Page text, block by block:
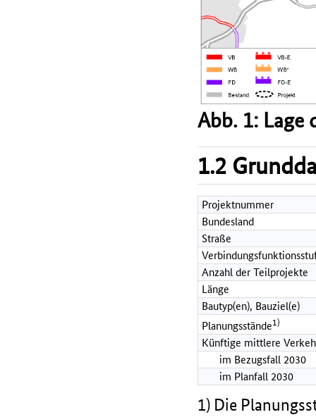
Abb. 1: Lage
1.2
Projektnummer
Bundesland
Straße
Anzahl der Teilprojekte
Länge
Bautyp(en), Bauziel(e)
Planungsstände1)
Künftige mittlere
im Bezugsfall 2030
im Planfall 2030
1) Die